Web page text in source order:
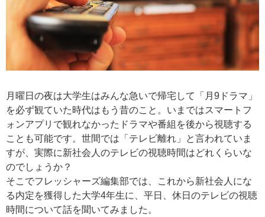
月曜日の夜は大学生はみんな急いで帰宅して「月9ドラマ」
を必ず観ていた時代はもう昔のこと。いまではスマートフ
ォンアプリで観れなかったドラマや番組を後から視聴する
ことも可能です。世間では「テレビ離れ」と言われていま
すが、実際に新社会人のテレビの視聴時間はどれくらいな
のでしょうか？
そこでフレッシャーズ編集部では、これから新社会人にな
る内定を獲得した大学4年生に、平日、休日のテレビの視聴
時間について話を聞いてみました。